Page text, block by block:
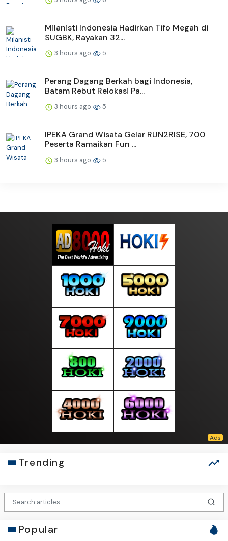
Milanisti Indonesia Hadirkan Tifo Megah di
SUGBK, Rayakan 32...
3 hours ago 5
Perang Dagang Berkah bagi Indonesia,
Batam Rebut Relokasi Pa...
3 hours ago 5
IPEKA Grand Wisata Gelar RUN2RISE, 700
Peserta Ramaikan Fun ...
3 hours ago 5
Trending
Popular